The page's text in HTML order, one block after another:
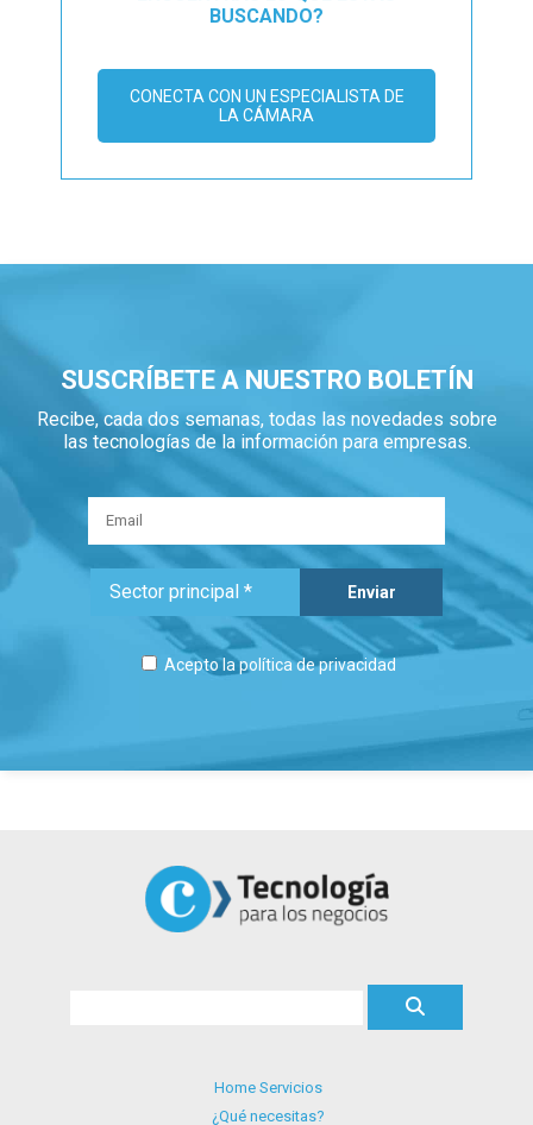
BUSCANDO?
CONECTA CON UN ESPECIALISTA DE
LA CÁMARA
SUSCRÍBETE A NUESTRO BOLETÍN
Recibe, cada dos semanas, todas las novedades sobre
las tecnologías de la información para empresas.
Acepto lapolítica de privacidad
Home Servicios
¿Qué necesitas?